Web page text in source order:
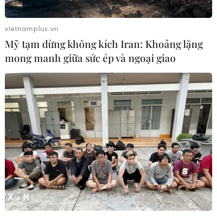
Chứng khoán châu Á đồng loạt tăng
khi giá dầu giảm mạnh
27/07/2026 10:18
Khuyến nghị nhà đầu tư chứng
khoán ưu tiên quản trị rủi ro trong
ngắn hạn
26/07/2026 07:18
Xem thêm
vietnamplus.vn
Mỹ tạm dừng không kích Iran: Khoảng lặng
mong manh giữa sức ép và ngoại giao